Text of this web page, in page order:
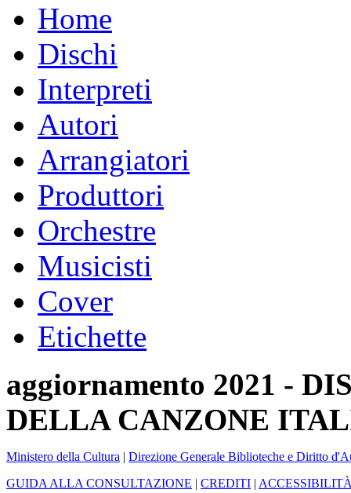
Home
Dischi
Interpreti
Autori
Arrangiatori
Produttori
Orchestre
Musicisti
Cover
Etichette
aggiornamento 2021 -
DELLA CANZONE
Ministero della Cultura | Direzione Generale Biblioteche e Diritto
GUIDA ALLA CONSULTAZIONE | CREDITI |